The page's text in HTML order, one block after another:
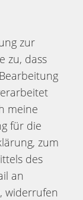
zur
zu, dass
meine
für die
zum
des
an
widerrufen